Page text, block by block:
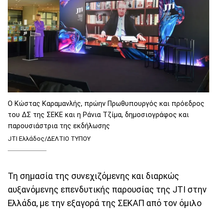
Ο Κώστας Καραμανλής, πρώην Πρωθυπουργός και πρόεδρος
του ΔΣ της ΣΕΚΕ και η Ράνια Τζίμα, δημοσιογράφος και
παρουσιάστρια της εκδήλωσης
JTI Ελλάδος/ΔΕΛΤΙΟ ΤΥΠΟΥ
Τη σημασία της συνεχιζόμενης και διαρκώς
αυξανόμενης επενδυτικής παρουσίας της JTI στην
Ελλάδα, με την εξαγορά της ΣΕΚΑΠ από τον όμιλο